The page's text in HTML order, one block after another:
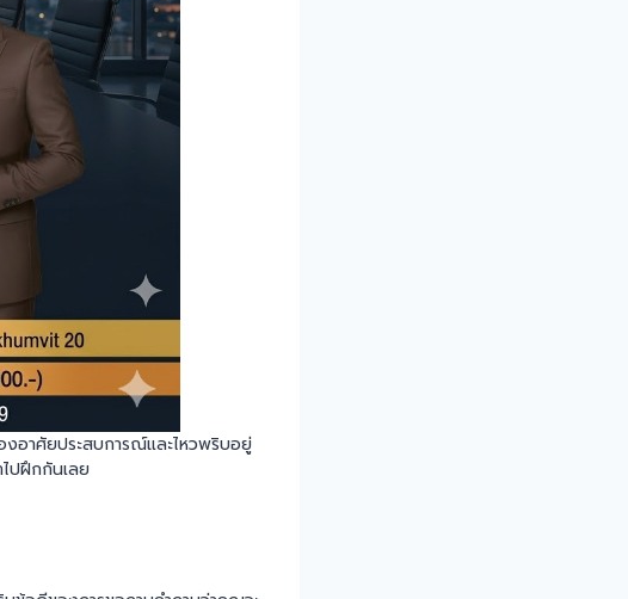
อาศัยประสบการณ์และไหวพริบอยู่
ปฝึกกันเลย